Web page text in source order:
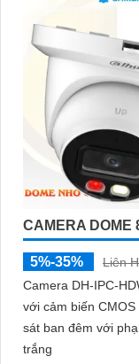
CAMERA DOME
5%-35%
Liên
Camera DH-IPC-
với cảm biến
sát ban đêm với
trắng